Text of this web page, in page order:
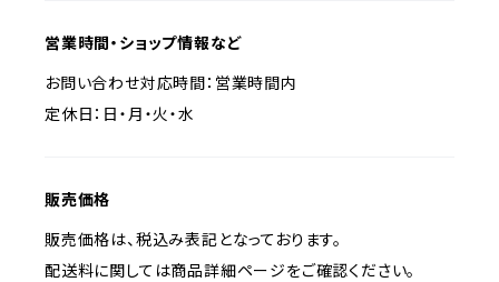
営業時間・ショップ情報など
お問い合わせ対応時間：営業時間内
定休日：日・月・火・水
販売価格
販売価格は、税込み表記となっております。
配送料に関しては商品詳細ページをご確認ください。